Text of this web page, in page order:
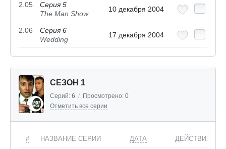
2.05
Серия 5
The Man Show
10 декабря 2004
2.06
Серия 6
Wedding
17 декабря 2004
СЕЗОН 1
Серий: 6 / Просмотрено: 0
Отметить все серии
# НАЗВАНИЕ СЕРИИ ДАТА ДЕЙСТВИЯ